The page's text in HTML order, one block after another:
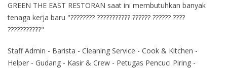
GREEN THE EAST RESTORAN saat ini membutuhkan banyak
tenaga kerja baru "???????? ??????????? ?????? ?????? ????
???????????"
Staff Admin - Barista - Cleaning Service - Cook & Kitchen -
Helper - Gudang - Kasir & Crew - Petugas Pencuci Piring -